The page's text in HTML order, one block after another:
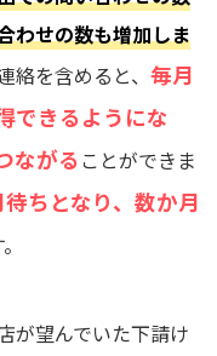
わせの数も増加しま
を含めると、 毎月
できるようにな
ながる ことができま
ちとなり、数か月
が望んでいた下請け